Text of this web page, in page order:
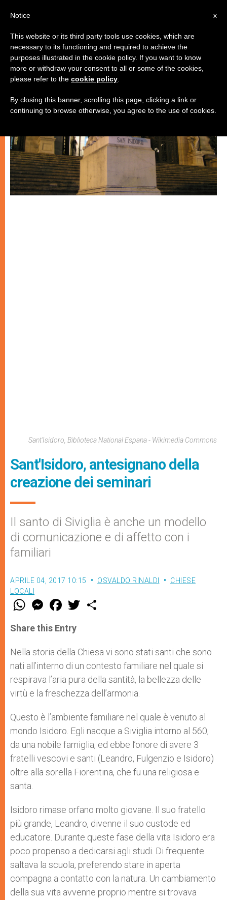
CHIESE LOCALI
Sant'Isidoro, Biblioteca National Espana - Wikimedia Commons
Sant'Isidoro, antesignano della
creazione dei seminari
Il santo di Siviglia è anche un modello
di comunicazione e di affetto con i
familiari
APRILE 04, 2017 10:15 OSVALDO RINALDI
CHIESE
LOCALI
W
t
s
p
p
M
e
s
e
g
e
r
F
a
e
b
o
k
w
r
Share this Entry
Nella storia della Chiesa vi sono stati santi che sono
nati all’interno di un contesto familiare nel quale si
respirava l’aria pura della santità, la bellezza delle
virtù e la freschezza dell’armonia.
Questo è l’ambiente familiare nel quale è venuto al
mondo Isidoro. Egli nacque a Siviglia intorno al 560,
da una nobile famiglia, ed ebbe l’onore di avere 3
fratelli vescovi e santi (Leandro, Fulgenzio e Isidoro)
oltre alla sorella Fiorentina, che fu una religiosa e
santa.
Isidoro rimase orfano molto giovane. Il suo fratello
più grande, Leandro, divenne il suo custode ed
educatore. Durante queste fase della vita Isidoro era
poco propenso a dedicarsi agli studi. Di frequente
saltava la scuola, preferendo stare in aperta
compagna a contatto con la natura. Un cambiamento
della sua vita avvenne proprio mentre si trovava
x
Notice
This website or its third party tools use cookies, which are
necessary to its functioning and required to achieve the
purposes illustrated in the cookie policy. If you want to know
more or withdraw your consent to all or some of the cookies,
please refer to the cookie policy
By closing this banner, scrolling this page, clicking a link or
continuing to browse otherwise, you agree to the use of cookies.